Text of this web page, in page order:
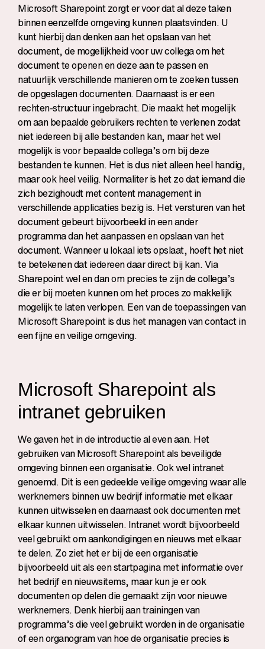
Microsoft Sharepoint zorgt er voor dat al deze taken
binnen eenzelfde omgeving kunnen plaatsvinden. U
kunt hierbij dan denken aan het opslaan van het
document, de mogelijkheid voor uw collega om het
document te openen en deze aan te passen en
natuurlijk verschillende manieren om te zoeken tussen
de opgeslagen documenten. Daarnaast is er een
rechten-structuur ingebracht. Die maakt het mogelijk
om aan bepaalde gebruikers rechten te verlenen zodat
niet iedereen bij alle bestanden kan, maar het wel
mogelijk is voor bepaalde collega’s om bij deze
bestanden te kunnen. Het is dus niet alleen heel handig,
maar ook heel veilig. Normaliter is het zo dat iemand die
zich bezighoudt met content management in
verschillende applicaties bezig is. Het versturen van het
document gebeurt bijvoorbeeld in een ander
programma dan het aanpassen en opslaan van het
document. Wanneer u lokaal iets opslaat, hoeft het niet
te betekenen dat iedereen daar direct bij kan. Via
Sharepoint wel en dan om precies te zijn de collega’s
die er bij moeten kunnen om het proces zo makkelijk
mogelijk te laten verlopen. Een van de toepassingen van
Microsoft Sharepoint is dus het managen van contact in
een fijne en veilige omgeving.
Microsoft Sharepoint als
intranet gebruiken
We gaven het in de introductie al even aan. Het
gebruiken van Microsoft Sharepoint als beveiligde
omgeving binnen een organisatie. Ook wel intranet
genoemd. Dit is een gedeelde veilige omgeving waar alle
werknemers binnen uw bedrijf informatie met elkaar
kunnen uitwisselen en daarnaast ook documenten met
elkaar kunnen uitwisselen. Intranet wordt bijvoorbeeld
veel gebruikt om aankondigingen en nieuws met elkaar
te delen. Zo ziet het er bij de een organisatie
bijvoorbeeld uit als een startpagina met informatie over
het bedrijf en nieuwsitems, maar kun je er ook
documenten op delen die gemaakt zijn voor nieuwe
werknemers. Denk hierbij aan trainingen van
programma’s die veel gebruikt worden in de organisatie
of een organogram van hoe de organisatie precies is